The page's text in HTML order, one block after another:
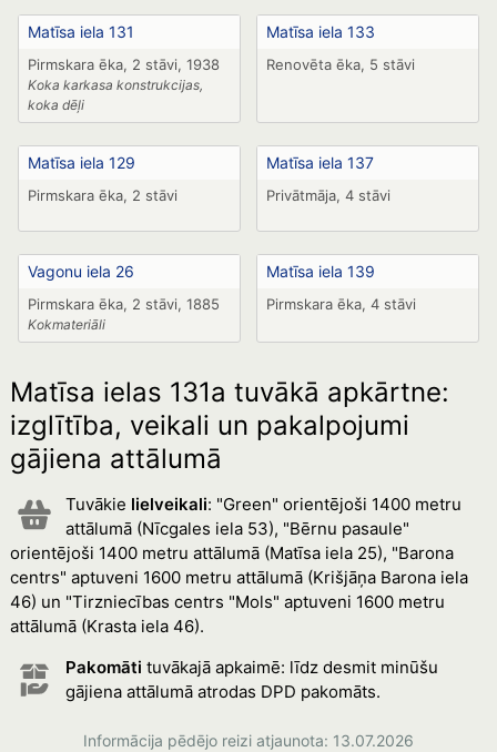
Matīsa iela 131
Pirmskara ēka, 2 stāvi, 1938
Koka karkasa konstrukcijas,
koka dēļi
Matīsa iela 133
Renovēta ēka, 5 stāvi
Matīsa iela 129
Pirmskara ēka, 2 stāvi
Matīsa iela 137
Privātmāja, 4 stāvi
Vagonu iela 26
Pirmskara ēka, 2 stāvi, 1885
Kokmateriāli
Matīsa iela 139
Pirmskara ēka, 4 stāvi
Matīsa ielas 131a tuvākā apkārtne:
izglītība, veikali un pakalpojumi
gājiena attālumā
Tuvākie lielveikali: "Green" orientējoši 1400 metru
attālumā (Nīcgales iela 53), "Bērnu pasaule"
orientējoši 1400 metru attālumā (Matīsa iela 25), "Barona
centrs" aptuveni 1600 metru attālumā (Krišjāņa Barona iela
46) un "Tirzniecības centrs "Mols" aptuveni 1600 metru
attālumā (Krasta iela 46).
Pakomāti tuvākajā apkaimē: līdz desmit minūšu
gājiena attālumā atrodas DPD pakomāts.
Informācija pēdējo reizi atjaunota: 13.07.2026